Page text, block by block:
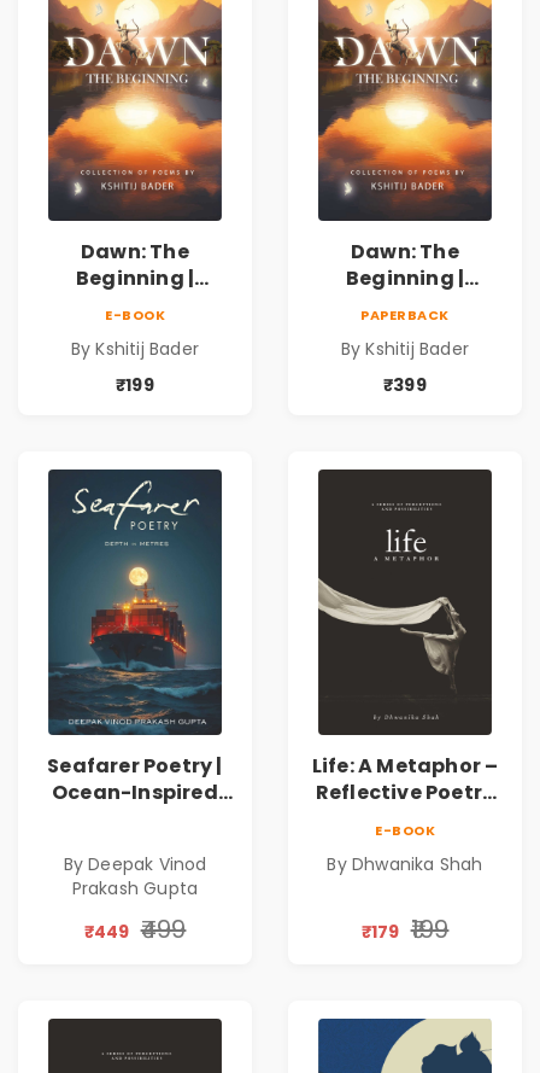
Dawn: The
Beginning |
Philosophical
Poems by Kshitij
E-BOOK
By Kshitij Bader
₹199
Dawn: The
Beginning |
Philosophical
Poems by Kshitij
PAPERBACK
By Kshitij Bader
₹399
Seafarer Poetry |
Ocean-Inspired
By Deepak Vinod
Prakash Gupta
₹449 ₹499
Life: A Metaphor –
Reflective Poetry
Silence & Self-
Journey Through
Dhwanika Shah
E-BOOK
By Dhwanika Shah
₹179 ₹199